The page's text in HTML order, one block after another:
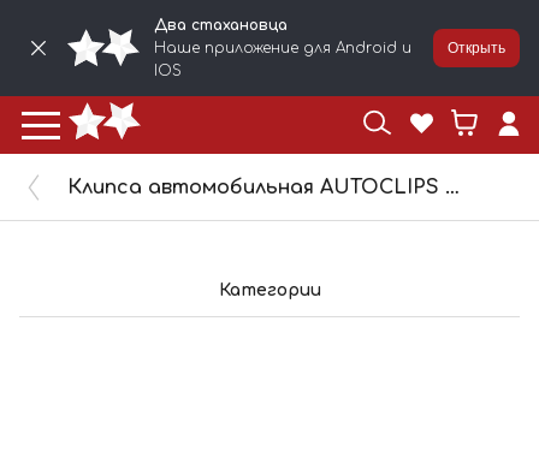
Два стахановца
Наше приложение для Android и
IOS
Открыть
Клипса автомобильная AUTOCLIPS Mitsubishi 10237
Категории